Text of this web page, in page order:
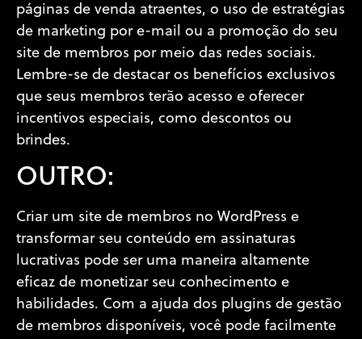
páginas de venda atraentes, o uso de estratégias
de marketing por e-mail ou a promoção do seu
site de membros por meio das redes sociais.
Lembre-se de destacar os benefícios exclusivos
que seus membros terão acesso e oferecer
incentivos especiais, como descontos ou
brindes.
OUTRO:
Criar um site de membros no WordPress e
transformar seu conteúdo em assinaturas
lucrativas pode ser uma maneira altamente
eficaz de monetizar seu conhecimento e
habilidades. Com a ajuda dos plugins de gestão
de membros disponíveis, você pode facilmente